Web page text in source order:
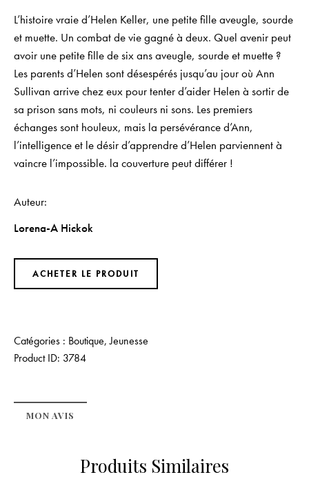
L’histoire vraie d’Helen Keller, une petite fille aveugle, sourde
et muette. Un combat de vie gagné à deux. Quel avenir peut
avoir une petite fille de six ans aveugle, sourde et muette ?
Les parents d’Helen sont désespérés jusqu’au jour où Ann
Sullivan arrive chez eux pour tenter d’aider Helen à sortir de
sa prison sans mots, ni couleurs ni sons. Les premiers
échanges sont houleux, mais la persévérance d’Ann,
l’intelligence et le désir d’apprendre d’Helen parviennent à
vaincre l’impossible. la couverture peut différer !
Auteur
Lorena-A Hickok
ACHETER LE PRODUIT
Catégories : Boutique,Jeunesse
Product ID: 3784
MON AVIS
Produits Similaires